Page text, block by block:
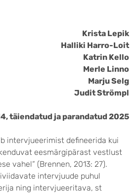
Krista Lepik
Halliki Harro-Loit
Katrin Kello
Merle Linno
Marju Selg
Judit Strömpl
täiendatud ja parandatud 2025
intervjueerimist defineerida kui
eesmärgipärast vestlust
vahel“ (Brennen, 2013: 27).
intervjuude puhul
ning intervjueeritava, st